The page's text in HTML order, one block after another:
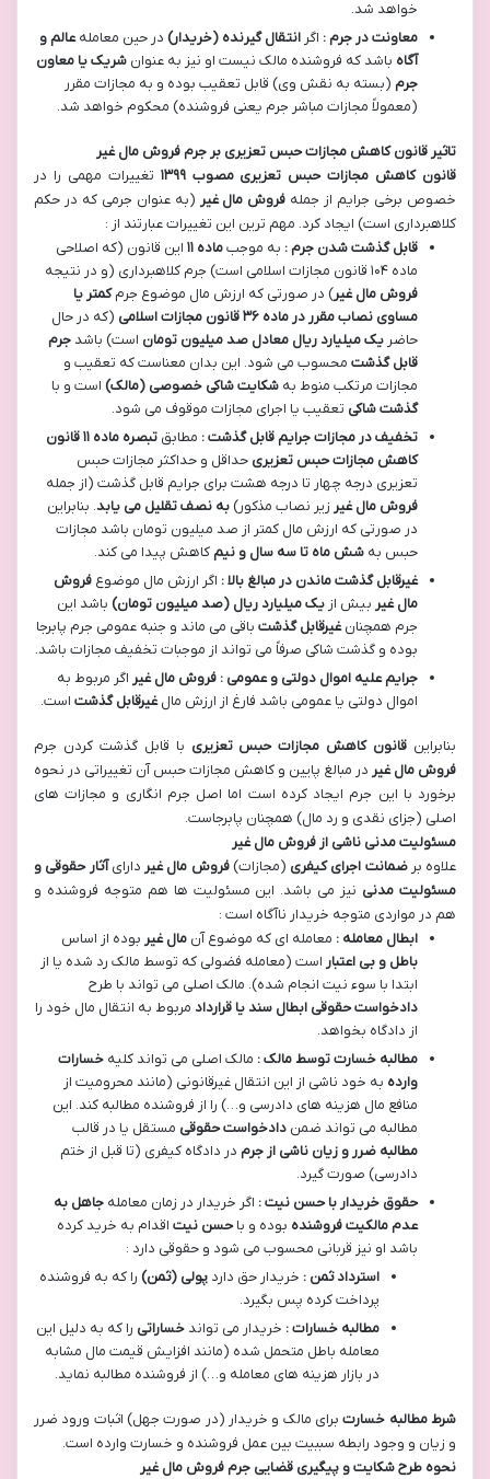
خواهد شد.
معاونت در جرم : اگر انتقال گیرنده (خریدار) در حین معاملهعالم و
آگاه باشد که فروشنده مالک نیست او نیز به عنوان شریک یا معاون
جرم (بسته به نقش وی) قابل تعقیب بوده و به مجازات مقرر
(معمولاً مجازات مباشر جرم یعنی فروشنده) محکوم خواهد شد.
تاثیر قانون کاهش مجازات حبس تعزیری بر جرم فروش مال غیر
قانون کاهش مجازات حبس تعزیری مصوب۱۳۹۹ تغییرات مهمی را در
خصوص برخی جرایم از جمله فروش مال غیر (به عنوان جرمی که در حکم
کلاهبرداری است) ایجاد کرد. مهم ترین این تغییرات عبارتند از :
قابل گذشت شدن جرم : به موجبماده ۱۱ این قانون (که اصلاحی
ماده ۱۰۴ قانون مجازات اسلامی است) جرم کلاهبرداری (و در نتیجه
فروش مال غیر) در صورتی که ارزش مال موضوع جرمکمتر یا
مساوی نصاب مقرر در ماده ۳۶قانون مجازات اسلامی (که در حال
حاضر یک میلیارد ریال معادل صد میلیون تومان است) باشدجرم
قابل گذشت محسوب می شود. این بدان معناست که تعقیب و
مجازات مرتکب منوط به شکایت شاکی خصوصی (مالک) است و با
گذشت شاکی تعقیب یا اجرای مجازات موقوف می شود.
تخفیف در مجازات جرایم قابل گذشت : مطابق تبصره ماده ۱۱قانون
کاهش مجازات حبس تعزیری حداقل و حداکثر مجازات حبس
تعزیری درجه چهار تا درجه هشت برای جرایم قابل گذشت (از جمله
فروش مال غیر زیر نصاب مذکور)به نصف تقلیل می یابد. بنابراین
در صورتی که ارزش مال کمتر از صد میلیون تومان باشد مجازات
حبس به شش ماه تا سه سال و نیم کاهش پیدا می کند.
غیرقابل گذشت ماندن در مبالغ بالا : اگر ارزش مال موضوع فروش
مال غیر بیش از یک میلیارد ریال (صد میلیون تومان) باشد این
جرم همچنانغیرقابل گذشت باقی می ماند و جنبه عمومی جرم پابرجا
بوده و گذشت شاکی صرفاً می تواند از موجبات تخفیف مجازات باشد.
جرایم علیه اموال دولتی و عمومی : فروش مال غیر اگر مربوط به
اموال دولتی یا عمومی باشد فارغ از ارزش مالغیرقابل گذشت است.
بنابراین قانون کاهش مجازات حبس تعزیری با قابل گذشت کردن جرم
فروش مال غیر در مبالغ پایین و کاهش مجازات حبس آن تغییراتی در نحوه
برخورد با این جرم ایجاد کرده است اما اصل جرم انگاری و مجازات های
اصلی (جزای نقدی و رد مال) همچنان پابرجاست.
مسئولیت مدنی ناشی از فروش مال غیر
علاوه برضمانت اجرای کیفری (مجازات)فروش مال غیر دارایآثار حقوقی و
مسئولیت مدنی نیز می باشد. این مسئولیت ها هم متوجه فروشنده و
هم در مواردی متوجه خریدار ناآگاه است :
ابطال معامله : معامله ای که موضوع آن مال غیر بوده از اساس
باطل و بی اعتبار است (معامله فضولی که توسط مالک رد شده یا از
ابتدا با سوء نیت انجام شده). مالک اصلی می تواند با طرح
دادخواست حقوقی ابطال سند یا قرارداد مربوط به انتقال مال خود را
از دادگاه بخواهد.
مطالبه خسارت توسط مالک : مالک اصلی می تواند کلیه خسارات
وارده به خود ناشی از این انتقال غیرقانونی (مانند محرومیت از
منافع مال هزینه های دادرسی و…) را از فروشنده مطالبه کند. این
مطالبه می تواند ضمن دادخواست حقوقی مستقل یا در قالب
مطالبه ضرر و زیان ناشی از جرم در دادگاه کیفری (تا قبل از ختم
دادرسی) صورت گیرد.
حقوق خریدار با حسن نیت : اگر خریدار در زمان معامله جاهل به
عدم مالکیت فروشنده بوده و باحسن نیت اقدام به خرید کرده
باشد او نیز قربانی محسوب می شود و حقوقی دارد :
استرداد ثمن : خریدار حق دارد پولی (ثمن) را که به فروشنده
پرداخت کرده پس بگیرد.
مطالبه خسارات : خریدار می تواندخساراتی را که به دلیل این
معامله باطل متحمل شده (مانند افزایش قیمت مال مشابه
در بازار هزینه های معامله و…) از فروشنده مطالبه نماید.
شرط مطالبه خسارتبرای مالک و خریدار (در صورت جهل) اثبات ورود ضرر
و زیان و وجود رابطه سببیت بین عمل فروشنده و خسارت وارده است.
نحوه طرح شکایت و پیگیری قضایی جرم فروش مال غیر